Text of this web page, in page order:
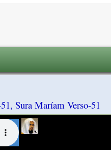
Sura Maríam Verso-51